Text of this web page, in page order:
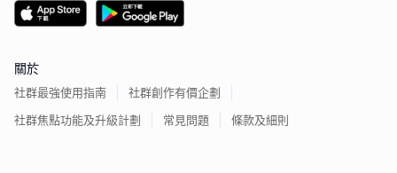
關於
社群最強使用指南
社群創作有價企劃
社群焦點功能及升級計劃
常見問題 條款及細則